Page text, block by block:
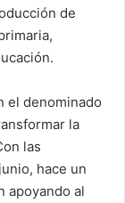
de
el denominado
la
las
hace un
apoyando al